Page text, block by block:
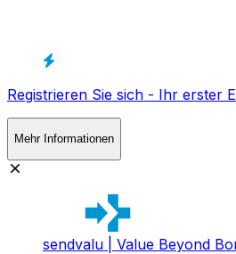
Registrieren Sie sich - Ihr erster
Mehr Informationen
sendvalu | Value Beyond